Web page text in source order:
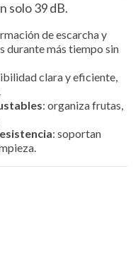
solo 39 dB.
de escarcha y
durante más tiempo sin
clara y eficiente,
: organiza frutas,
: soportan